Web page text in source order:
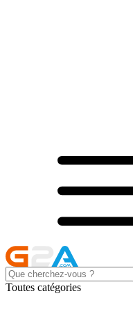
Toutes catégories